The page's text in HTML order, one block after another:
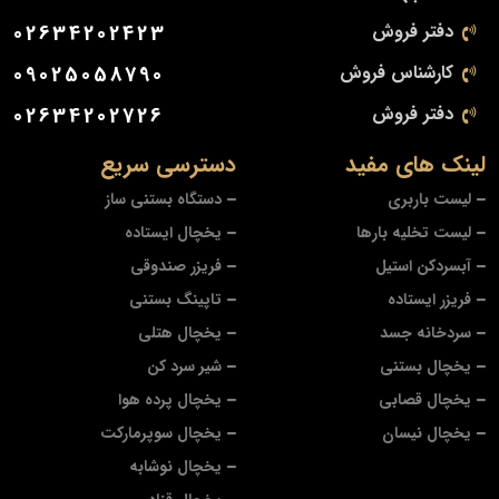
دسترسی سریع
دستگاه بستنی ساز
یخچال ایستاده
فریزر صندوقی
تاپینگ بستنی
یخچال هتلی
شیر سرد کن
یخچال پرده هوا
یخچال سوپرمارکت
یخچال نوشابه
لینک های مفید
لیست باربری
لیست تخلیه بارها
آبسردکن استیل
فریزر ایستاده
سردخانه جسد
یخچال بستنی
یخچال قصابی
یخچال نیسان
دفتر فروش
02634202423
کارشناس فروش 09025058790
دفتر فروش 02634202726